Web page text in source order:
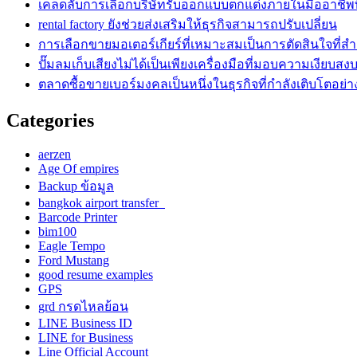
เคล็ดลับการเลือกบริษัทรับออกแบบตกแต่งภายในมืออาชี
rental factory ยังช่วยส่งเสริมให้ธุรกิจสามารถปรับเปลี่ยน
การเลือกขายมอเตอร์เกียร์ที่เหมาะสมเป็นการตัดสินใจที่ส
ปั๊มลมเก็บเสียงไม่ได้เป็นเพียงเครื่องมือที่มอบความเงียบสงบ
ตลาดซื้อขายเบอร์มงคลเป็นหนึ่งในธุรกิจที่กำลังเติบโตอย่า
Categories
aerzen
Age Of empires
Backup ข้อมูล
bangkok airport transfer
Barcode Printer
bim100
Eagle Tempo
Ford Mustang
good resume examples
GPS
grd กรดไหลย้อน
LINE Business ID
LINE for Business
Line Official Account